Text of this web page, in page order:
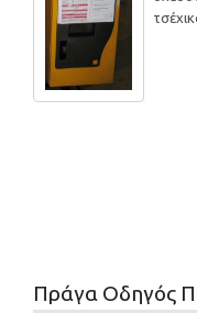
Πράγα Οδηγός